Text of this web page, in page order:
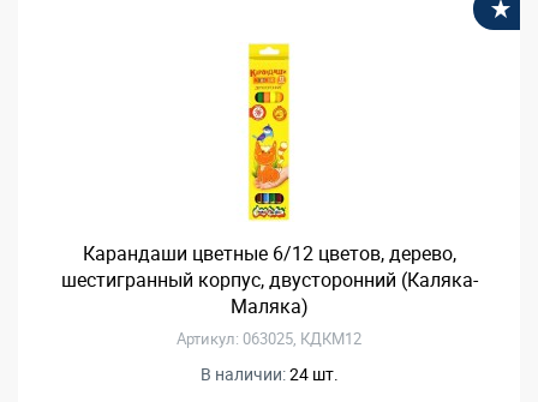
Карандаши цветные 6/12 цветов, дерево,
шестигранный корпус, двусторонний (Каляка-
Маляка)
Артикул: 063025, КДКМ12
В наличии:24 шт.